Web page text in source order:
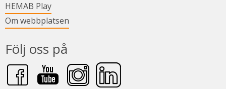
HEMAB PlayLänk till annan webbplats.
Om webbplatsen
Följ oss på